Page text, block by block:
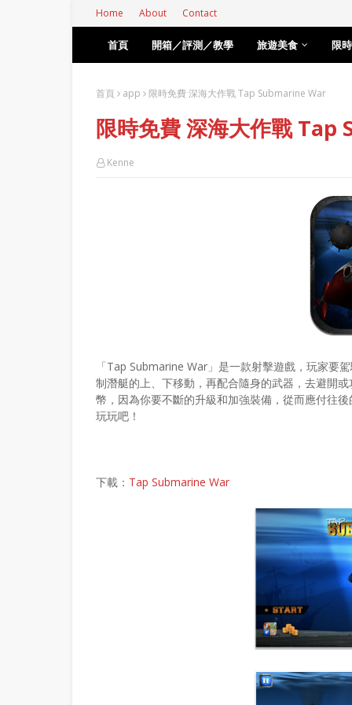
Home About Contact
首頁 開箱／評測／教學 旅遊美食 限
首頁 app 限時免費 深海大作戰 Tap Submarine War
限時免費 深海大作戰
Kenne
「Tap Submarine War」是一款射擊遊戲，玩家要
制潛艇的上、下移動，再配合隨身的武器，去避開
幣，因為你要不斷的升級和加強裝備，從而應付往
玩玩吧！
下載： Tap Submarine War